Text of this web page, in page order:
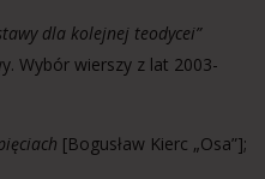
dla kolejnej teodycei”
Wybór wierszy z lat 2003-
[Bogusław Kierc „Osa”];